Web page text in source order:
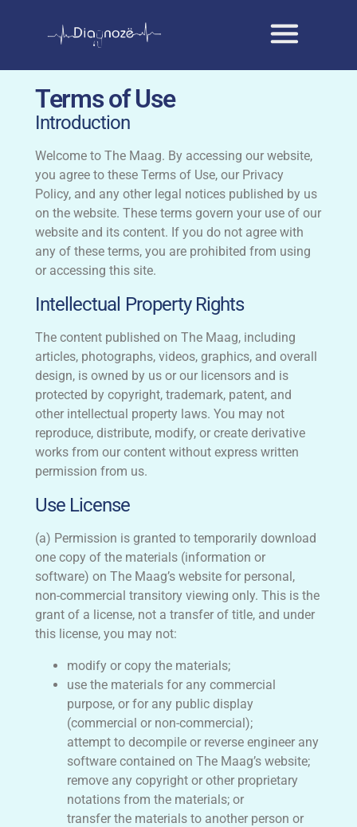
Terms of Use
Introduction
Welcome to The Maag. By accessing our website,
you agree to these Terms of Use, our Privacy
Policy, and any other legal notices published by us
on the website. These terms govern your use of our
website and its content. If you do not agree with
any of these terms, you are prohibited from using
or accessing this site.
Intellectual Property Rights
The content published on The Maag, including
articles, photographs, videos, graphics, and overall
design, is owned by us or our licensors and is
protected by copyright, trademark, patent, and
other intellectual property laws. You may not
reproduce, distribute, modify, or create derivative
works from our content without express written
permission from us.
Use License
(a) Permission is granted to temporarily download
one copy of the materials (information or
software) on The Maag’s website for personal,
non-commercial transitory viewing only. This is the
grant of a license, not a transfer of title, and under
this license, you may not:
modify or copy the materials;
use the materials for any commercial
purpose, or for any public display
(commercial or non-commercial);
attempt to decompile or reverse engineer any
software contained on The Maag’s website;
remove any copyright or other proprietary
notations from the materials; or
transfer the materials to another person or